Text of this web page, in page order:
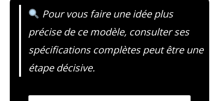
Pour vous faire une idée plus
précise de ce modèle, consulter ses
spécifications complètes peut être une
étape décisive.